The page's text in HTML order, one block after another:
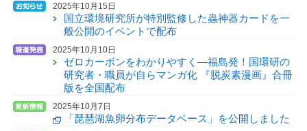
2025年10月15日
国立環境研究所が特別監修した蟲神器カードを一
般公開のイベントで配布
2025年10月10日
ゼロカーボンをわかりやすく—福島発！国環研の
研究者・職員が自らマンガ化 『脱炭素漫画』合冊
版を全国配布
2025年10月7日
「琵琶湖魚卵分布データベース」を公開しました